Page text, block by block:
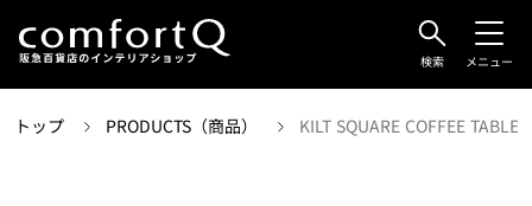
検索 メニュー
トップ PRODUCTS（商品） KILT SQUARE COFFEE TABLE